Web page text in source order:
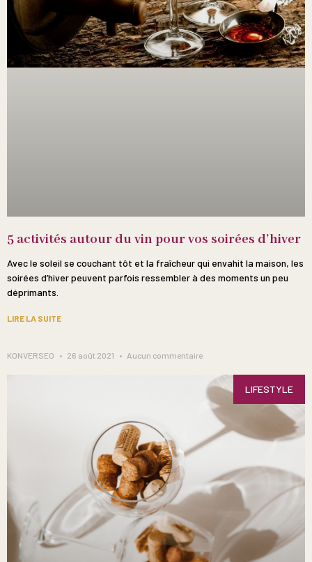
5 activités autour du vin pour vos soirées d’hiver
Avec le soleil se couchant tôt et la fraîcheur qui envahit la maison, les
soirées d’hiver peuvent parfois ressembler à des moments un peu
déprimants.
LIRE LA SUITE
KONVERSEO 26 août 2021 Aucun commentaire
LIFESTYLE